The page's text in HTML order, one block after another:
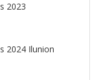
2023
2024 Ilunion